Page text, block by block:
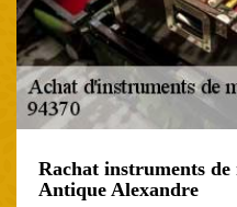
Rachat instruments de
Antique Alexandre